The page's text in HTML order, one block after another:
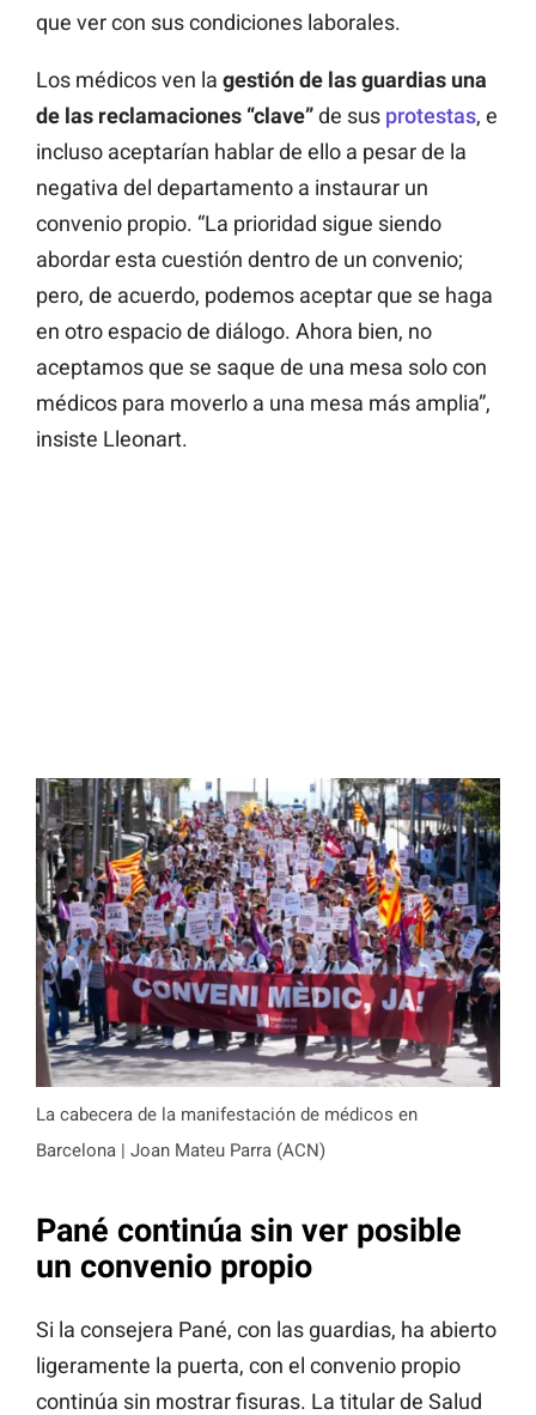
que ver con sus condiciones laborales.
Los médicos ven la gestión de las guardias una
de las reclamaciones “clave”de sus protestas, e
incluso aceptarían hablar de ello a pesar de la
negativa del departamento a instaurar un
convenio propio. “La prioridad sigue siendo
abordar esta cuestión dentro de un convenio;
pero, de acuerdo, podemos aceptar que se haga
en otro espacio de diálogo. Ahora bien, no
aceptamos que se saque de una mesa solo con
médicos para moverlo a una mesa más amplia”,
insiste Lleonart.
La cabecera de la manifestación de médicos en
Barcelona | Joan Mateu Parra (ACN)
Pané continúa sin ver posible
un convenio propio
Si la consejera Pané, con las guardias, ha abierto
ligeramente la puerta, con el convenio propio
continúa sin mostrar fisuras. La titular de Salud